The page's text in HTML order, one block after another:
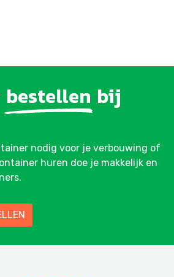
bestellen bij
nodig voor je verbouwing of
huren doe je makkelijk en